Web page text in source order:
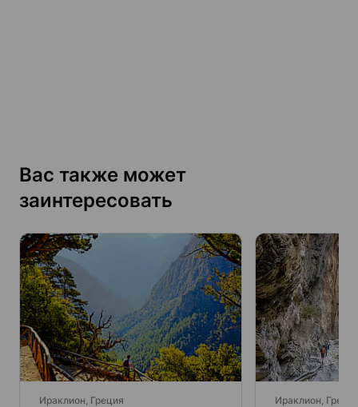
Вас также может
заинтересовать
Ираклион, Греция Ираклион,